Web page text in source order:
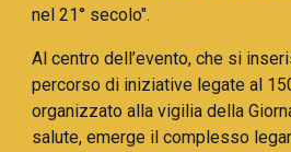
nel 21° secolo".
Al centro dell’evento, che si
percorso di iniziative legate al
organizzato alla vigilia della
salute, emerge il complesso